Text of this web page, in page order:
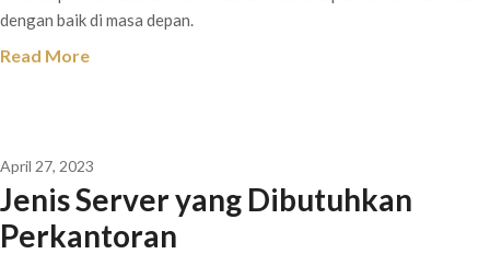
dengan baik di masa depan.
Read More
April 27, 2023
Jenis Server yang Dibutuhkan
Perkantoran